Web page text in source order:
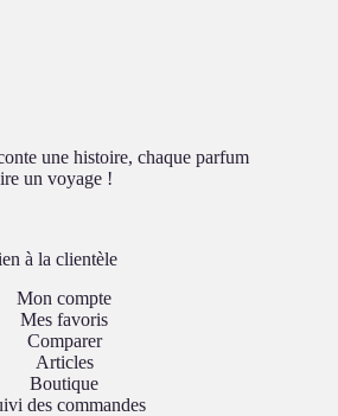
une histoire, chaque parfum
un voyage !
à la clientèle
Mon compte
Mes favoris
Comparer
Articles
Boutique
des commandes